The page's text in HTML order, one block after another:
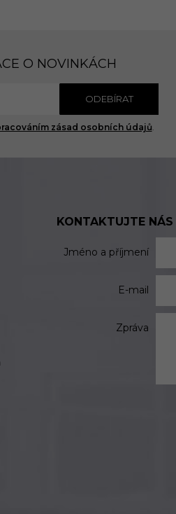
O NOVINKÁCH
ODEBÍRAT
zásad osobních údajů
KONTAKTUJTE NÁS
Jméno a příjmení
E-mail
Zpráva